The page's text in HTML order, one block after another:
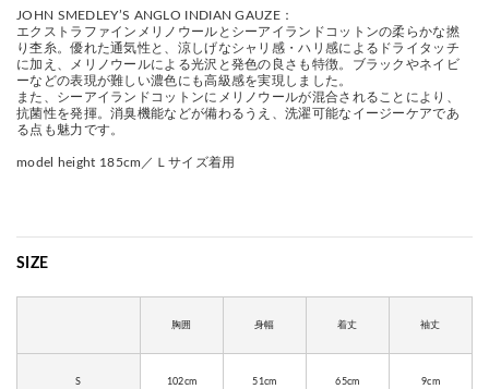
JOHN SMEDLEY’S ANGLO INDIAN GAUZE：
エクストラファインメリノウールとシーアイランドコットンの柔らかな撚
り杢糸。優れた通気性と、涼しげなシャリ感・ハリ感によるドライタッチ
に加え、メリノウールによる光沢と発色の良さも特徴。ブラックやネイビ
ーなどの表現が難しい濃色にも高級感を実現しました。
また、シーアイランドコットンにメリノウールが混合されることにより、
抗菌性を発揮。消臭機能などが備わるうえ、洗濯可能なイージーケアであ
る点も魅力です。
model height 185cm／Ｌサイズ着用
SIZE
胸囲 身幅 着丈 袖丈
S 102cm 51cm 65cm 9cm